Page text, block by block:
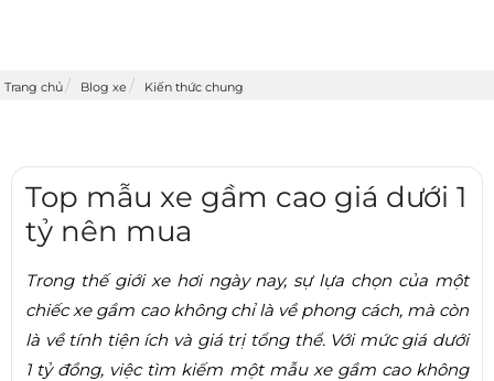
Trang chủ Blog xe Kiến thức chung
Top mẫu xe gầm cao giá dưới 1
tỷ nên mua
Trong thế giới xe hơi ngày nay, sự lựa chọn của một
chiếc xe gầm cao không chỉ là về phong cách, mà còn
là về tính tiện ích và giá trị tổng thể. Với mức giá dưới
1 tỷ đồng, việc tìm kiếm một mẫu xe gầm cao không